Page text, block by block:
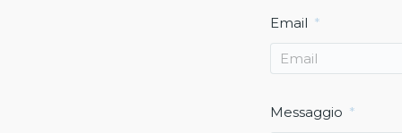
Email
Messaggio